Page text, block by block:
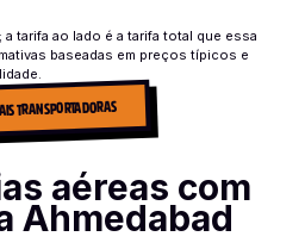
a tarifa ao lado é a tarifa total que essa
baseadas em preços típicos e
TRANSPORTADORAS
aéreas com
Ahmedabad